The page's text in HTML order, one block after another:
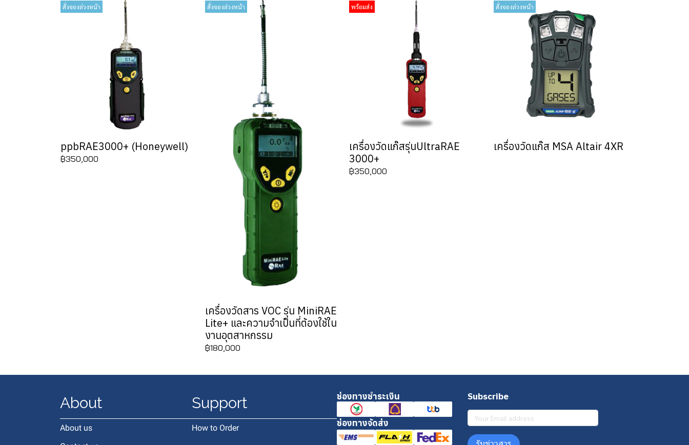
สั่งจองล่วงหน้า
ppbRAE3000+ (Honeywell)
฿350,000
สั่งจองล่วงหน้า
เครื่องวัดสาร VOC รุ่น MiniRAE
Lite+ และความจำเป็นที่ต้องใช้ใน
งานอุตสาหกรรม
฿180,000
พร้อมส่ง
เครื่องวัดแก๊สรุ่นUltraRAE
3000+
฿350,000
สั่งจองล่วงหน้า
เครื่องวัดแก๊ส MSA Altair 4XR
About
About us
Support
How to Order
ช่องทางชำระเงิน
ช่องทางจัดส่ง
Subscribe